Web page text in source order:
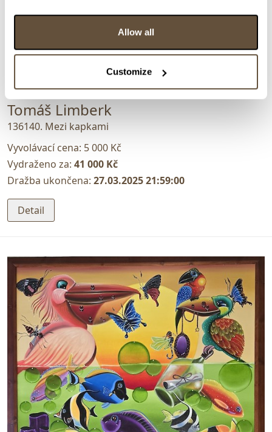
Allow all
Customize
Tomáš Limberk
136140. Mezi kapkami
Vyvolávací cena: 5 000 Kč
Vydraženo za: 41 000 Kč
Dražba ukončena: 27.03.2025 21:59:00
Detail